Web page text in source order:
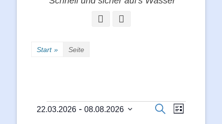
Facebook
Start » Seite
Veranstaltungen Suche
Ansichten-
Liste
22.03.2026 - 08.08.2026